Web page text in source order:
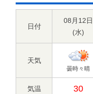
日付
08月12日
(水)
天気
曇時々晴
気温
30